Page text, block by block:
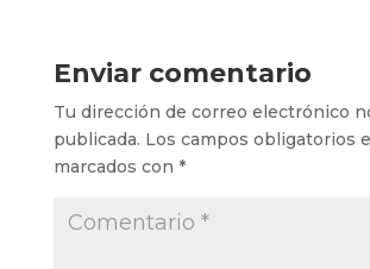
Enviar comentario
Tu dirección de correo electrónico
publicada. Los campos obligatorios
marcados con *